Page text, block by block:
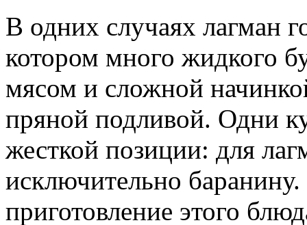
В одних случаях лагман
котором много жидкого
мясом и сложной
пряной подливой. Одни
жесткой позиции: для
исключительно
приготовление этого